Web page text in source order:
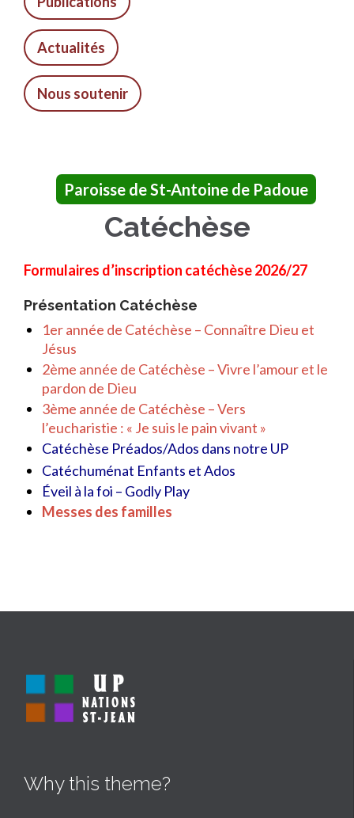
Actualités
Nous soutenir
Paroisse de St-Antoine de Padoue
Catéchèse
Formulaires d’inscription catéchèse 2026/27
Présentation Catéchèse
1er année de Catéchèse – Connaître Dieu et
Jésus
2ème année de Catéchèse – Vivre l’amour et le
pardon de Dieu
3ème année de Catéchèse – Vers
l’eucharistie : « Je suis le pain vivant »
Catéchèse Préados/Ados dans notre UP
Catéchuménat Enfants et Ados
Éveil à la foi – Godly Play
Messes des familles
Why this theme?